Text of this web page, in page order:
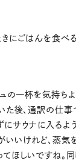
にごはんを食べ
ュの一杯を気持ち
た後、通訳の仕
サウナに入るよ
いいけれど、蒸気
ほしいですね。同